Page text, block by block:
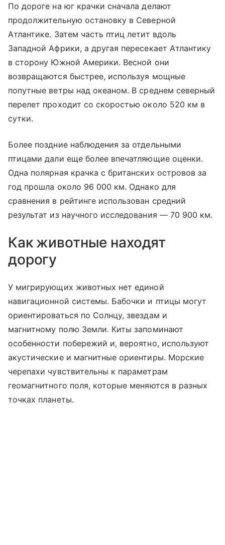
По дороге на юг крачки сначала делают
продолжительную остановку в Северной
Атлантике. Затем часть птиц летит вдоль
Западной Африки, а другая пересекает Атлантику
в сторону Южной Америки. Весной они
возвращаются быстрее, используя мощные
попутные ветры над океаном. В среднем северный
перелет проходит со скоростью около 520 км в
сутки.
Более поздние наблюдения за отдельными
птицами дали еще более впечатляющие оценки.
Одна полярная крачка с британских островов за
год прошла около 96 000 км. Однако для
сравнения в рейтинге использован средний
результат из научного исследования — 70 900 км.
Как животные находят
дорогу
У мигрирующих животных нет единой
навигационной системы. Бабочки и птицы могут
ориентироваться по Солнцу, звездам и
магнитному полю Земли. Киты запоминают
особенности побережий и, вероятно, используют
акустические и магнитные ориентиры. Морские
черепахи чувствительны к параметрам
геомагнитного поля, которые меняются в разных
точках планеты.